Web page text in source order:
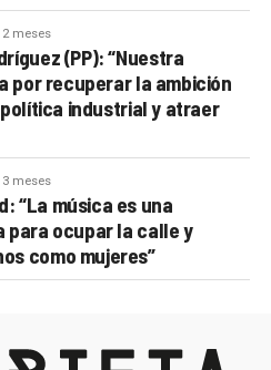
2 meses
(PP): “Nuestra
por recuperar la ambición
industrial y atraer
3 meses
“La música es una
para ocupar la calle y
como mujeres”